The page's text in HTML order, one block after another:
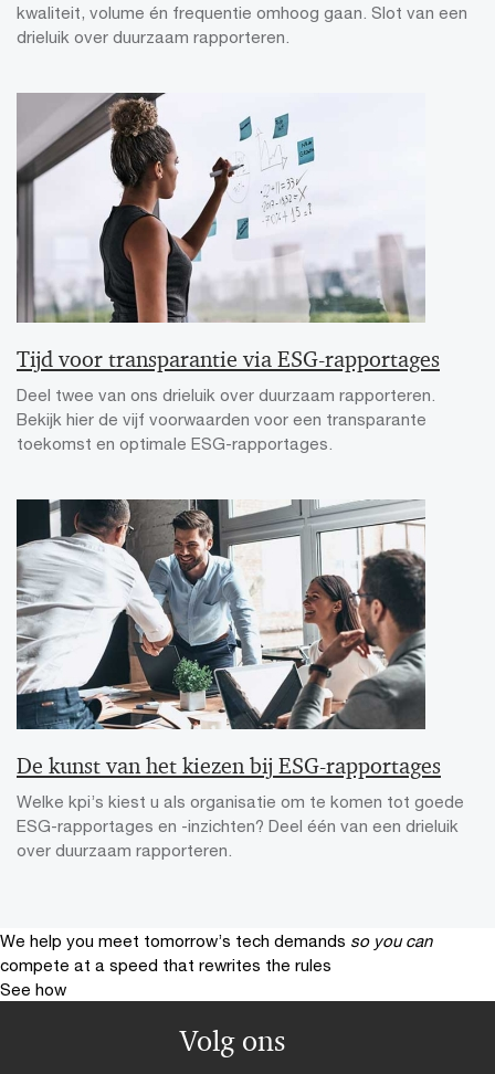
kwaliteit, volume én frequentie omhoog gaan. Slot van een
drieluik over duurzaam rapporteren.
Tijd voor transparantie via ESG-rapportages
Deel twee van ons drieluik over duurzaam rapporteren.
Bekijk hier de vijf voorwaarden voor een transparante
toekomst en optimale ESG-rapportages.
De kunst van het kiezen bij ESG-rapportages
Welke kpi’s kiest u als organisatie om te komen tot goede
ESG-rapportages en -inzichten? Deel één van een drieluik
over duurzaam rapporteren.
We help you meet tomorrow’s tech demands so you can
compete at a speed that rewrites the rules
See how
Volg ons